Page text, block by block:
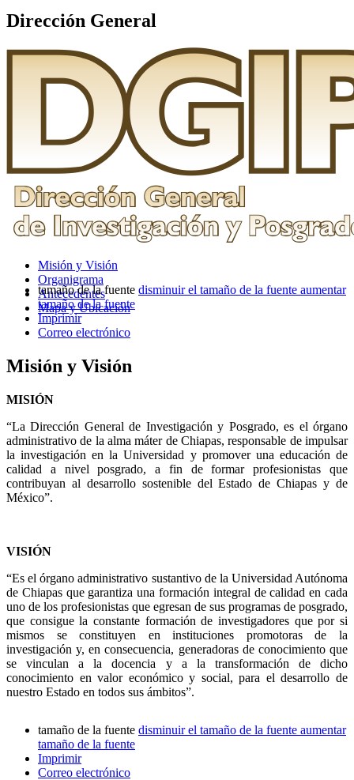
Dirección General
Misión y Visión
Organigrama
Antecedentes
Mapa y Ubicación
tamaño de la fuente disminuir el tamaño de la fuente aumentar
tamaño de la fuente
Imprimir
Correo electrónico
Misión y Visión
MISIÓN
“La Dirección General de Investigación y Posgrado, es el órgano
administrativo de la alma máter de Chiapas, responsable de impulsar
la investigación en la Universidad y promover una educación de
calidad a nivel posgrado, a fin de formar profesionistas que
contribuyan al desarrollo sostenible del Estado de Chiapas y de
México”.
VISIÓN
“Es el órgano administrativo sustantivo de la Universidad Autónoma
de Chiapas que garantiza una formación integral de calidad en cada
uno de los profesionistas que egresan de sus programas de posgrado,
que consigue la constante formación de investigadores que por si
mismos se constituyen en instituciones promotoras de la
investigación y, en consecuencia, generadoras de conocimiento que
se vinculan a la docencia y a la transformación de dicho
conocimiento en valor económico y social, para el desarrollo de
nuestro Estado en todos sus ámbitos”.
tamaño de la fuente disminuir el tamaño de la fuente aumentar
tamaño de la fuente
Imprimir
Correo electrónico